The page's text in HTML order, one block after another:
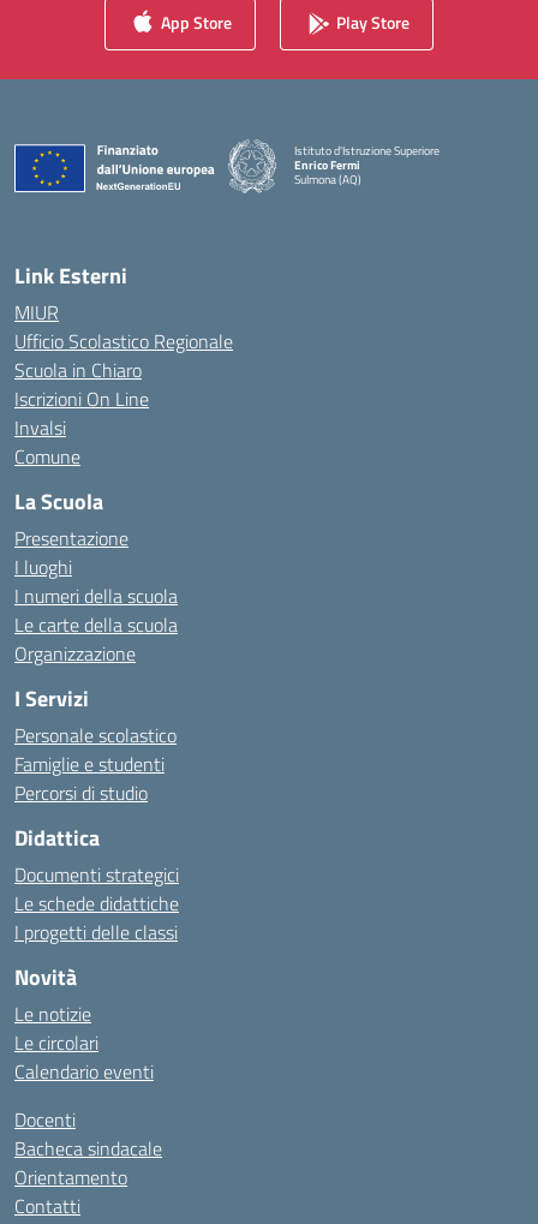
App Store Play Store
Istituto d'Istruzione Superiore
Enrico Fermi
Sulmona (AQ)
Link Esterni
MIUR
Ufficio Scolastico Regionale
Scuola in Chiaro
Iscrizioni On Line
Invalsi
Comune
La Scuola
Presentazione
I luoghi
I numeri della scuola
Le carte della scuola
Organizzazione
I Servizi
Personale scolastico
Famiglie e studenti
Percorsi di studio
Didattica
Documenti strategici
Le schede didattiche
I progetti delle classi
Novità
Le notizie
Le circolari
Calendario eventi
Docenti
Bacheca sindacale
Orientamento
Contatti